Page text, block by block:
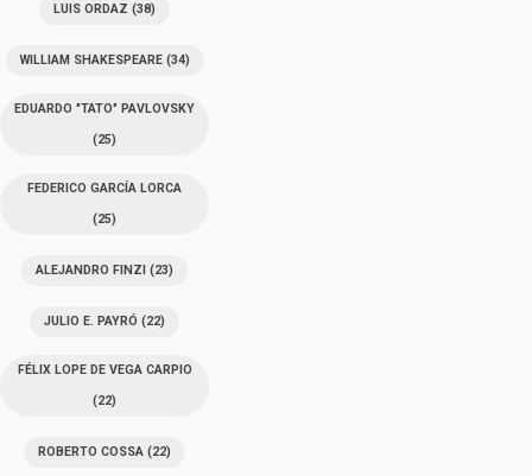
LUIS ORDAZ (38)
WILLIAM SHAKESPEARE(34)
EDUARDO "TATO" PAVLOVSKY
(25)
FEDERICO GARCÍA LORCA
(25)
ALEJANDRO FINZI (23)
JULIO E. PAYRÓ (22)
FÉLIX LOPE DE VEGA CARPIO
(22)
ROBERTO COSSA (22)